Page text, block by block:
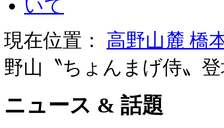
現在位置： 高野山麓 橋
野山〝ちょんまげ侍〟
ニュース & 話題